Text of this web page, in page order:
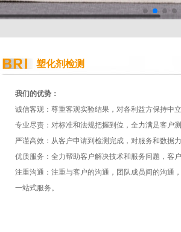
塑化剂检测
我们的优势：
诚信客观：尊重客观实验结果，对各利益方保持中立
专业尽责：对标准和法规把握到位，全力满足客户测
严谨高效：从客户申请到检测完成，对服务和数据
优质服务：全力帮助客户解决技术和服务问题，客
注重沟通：注重与客户的沟通，团队成员间的沟通
一站式服务。